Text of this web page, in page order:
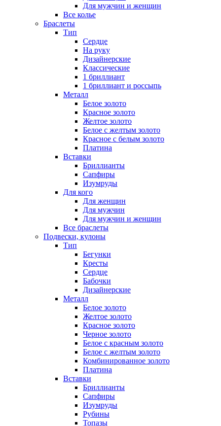
Для мужчин и женщин
Все колье
Браслеты
Тип
Сердце
На руку
Дизайнерские
Классические
1 бриллиант
1 бриллиант и россыпь
Металл
Белое золото
Красное золото
Желтое золото
Белое с желтым золото
Красное с белым золото
Платина
Вставки
Бриллианты
Сапфиры
Изумруды
Для кого
Для женщин
Для мужчин
Для мужчин и женщин
Все браслеты
Подвески, кулоны
Тип
Бегунки
Кресты
Сердце
Бабочки
Дизайнерские
Металл
Белое золото
Желтое золото
Красное золото
Черное золото
Белое с красным золото
Белое с желтым золото
Комбинированное золото
Платина
Вставки
Бриллианты
Сапфиры
Изумруды
Рубины
Топазы